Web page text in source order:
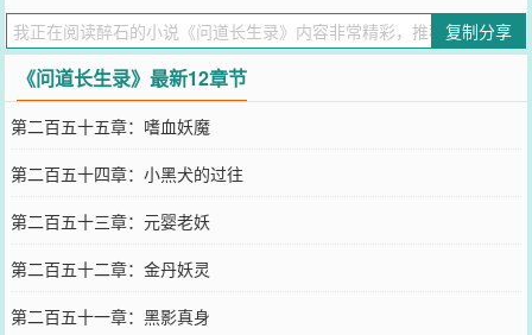
信里的朋友推荐哦！
复制分享
《问道长生录》最新12章节
第二百五十五章：嗜血妖魔
第二百五十四章：小黑犬的过往
第二百五十三章：元婴老妖
第二百五十二章：金丹妖灵
第二百五十一章：黑影真身